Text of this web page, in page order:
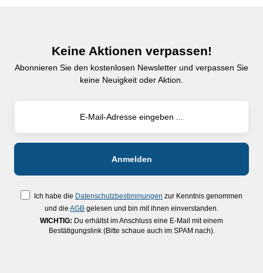
Keine Aktionen verpassen!
Abonnieren Sie den kostenlosen Newsletter und verpassen Sie
keine Neuigkeit oder Aktion.
Ich habe die Datenschutzbestimmungen zur Kenntnis genommen
und die AGB gelesen und bin mit ihnen einverstanden.
WICHTIG: Du erhältst im Anschluss eine E-Mail mit einem
Bestätigungslink (Bitte schaue auch im SPAM nach).